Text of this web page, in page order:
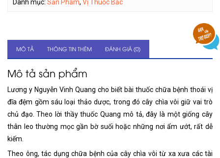
Danh mục: Sản Phẩm, Vị Thuốc Bắc
MÔ TẢ THÔNG TIN THÊM ĐÁNH GIÁ (0)
Mô tả sản phẩm
Lương y Nguyễn Vinh Quang cho biết bài thuốc chữa bệnh thoái vị
đĩa đệm gồm sáu loại thảo dược, trong đó cây chìa vôi giữ vai trò
chủ đạo. Theo lời thầy thuốc Quang mô tả, đây là một giống cây
thân leo thường mọc gần bờ suối hoặc những nơi ẩm ướt, rất dễ
kiếm.
Theo ông, tác dụng chữa bệnh của cây chìa vôi từ xa xưa các tài